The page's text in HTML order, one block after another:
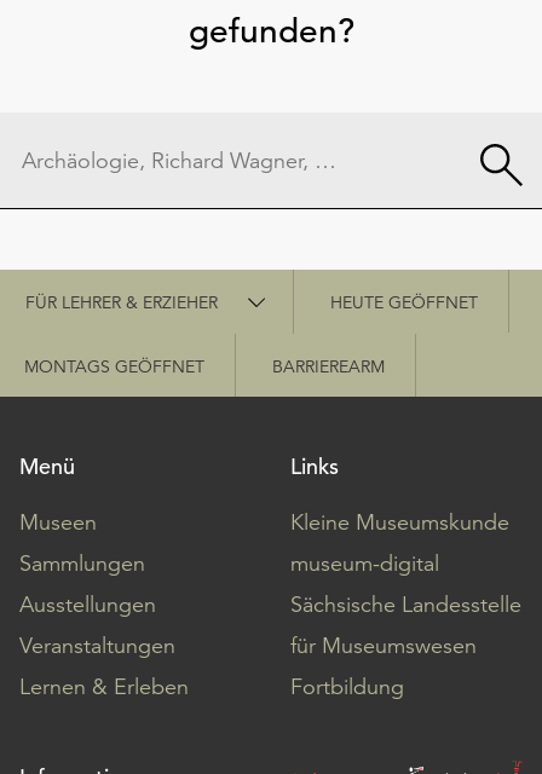
gefunden?
Schnellzugriff
FÜR LEHRER & ERZIEHER HEUTE GEÖFFNET
MONTAGS GEÖFFNET BARRIEREARM
Menü
Museen
Sammlungen
Ausstellungen
Veranstaltungen
Lernen & Erleben
Links
Kleine Museumskunde
museum-digital
Sächsische Landesstelle
für Museumswesen
Fortbildung